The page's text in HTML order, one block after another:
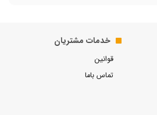
خدمات مشتریان
قوانین
تماس باما